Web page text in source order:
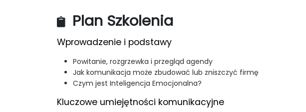
Plan Szkolenia
Wprowadzenie i podstawy
Powitanie, rozgrzewka i przegląd agendy
Jak komunikacja może zbudować lub zniszczyć firmę
Czym jest Inteligencja Emocjonalna?
Kluczowe umiejętności komunikacyjne